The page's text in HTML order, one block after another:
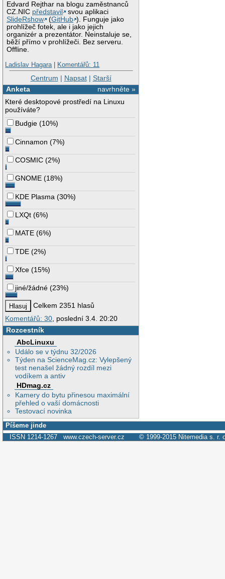
Edvard Rejthar na blogu zaměstnanců
CZ.NIC představil
svou aplikaci
SlideRshow
(GitHub ). Funguje jako
prohlížeč fotek, ale i jako jejich
organizér a prezentátor. Neinstaluje se,
běží přímo v prohlížeči. Bez serveru.
Offline.
Ladislav Hagara| Komentářů: 11
Centrum | Napsat| Starší
navrhněte »
Anketa
Které desktopové prostředí na Linuxu
používáte?
Budgie (10%)
Cinnamon (7%)
COSMIC (2%)
GNOME (18%)
KDE Plasma (30%)
LXQt (6%)
MATE (6%)
TDE (2%)
Xfce (15%)
jiné/žádné (23%)
Celkem 2351 hlasů
Komentářů: 30 , poslední 3.4. 20:20
Rozcestník
AbcLinuxu
Událo se v týdnu 32/2026
Týden na ScienceMag.cz: Vylepšený
test nenašel žádný rozdíl mezi
vodíkem a antiv
HDmag.cz
Kamery do bytu přinesou maximální
přehled o vaší domácnosti
Testovací novinka
Píšeme jinde
ISSN 1214-1267 www.czech-server.cz © 1999-2015 Nitemedia s. r.